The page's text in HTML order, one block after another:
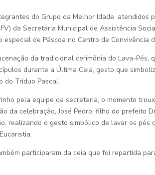
do Grupo da Melhor Idade, atendidos
da Secretaria Municipal de Assistência
de Páscoa no Centro de Convivência
da tradicional cerimônia do Lava-Pés,
durante a Última Ceia, gesto que
do Tríduo Pascal.
pela equipe da secretaria, o momento
da celebração, José Pedro, filho do prefeito
realizando o gesto simbólico de lavar os
participaram da ceia que foi repartida